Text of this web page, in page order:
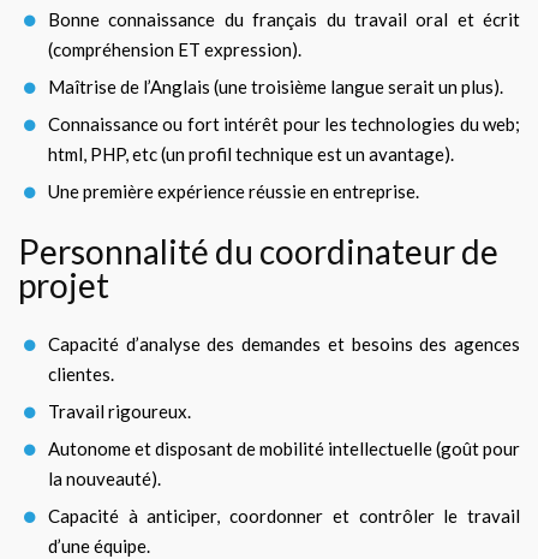
Bonne connaissance du français du travail oral et écrit
(compréhension ET expression).
Maîtrise de l’Anglais (une troisième langue serait un plus).
Connaissance ou fort intérêt pour les technologies du web;
html, PHP, etc (un profil technique est un avantage).
Une première expérience réussie en entreprise.
Personnalité du coordinateur de
projet
Capacité d’analyse des demandes et besoins des agences
clientes.
Travail rigoureux.
Autonome et disposant de mobilité intellectuelle (goût pour
la nouveauté).
Capacité à anticiper, coordonner et contrôler le travail
d’une équipe.